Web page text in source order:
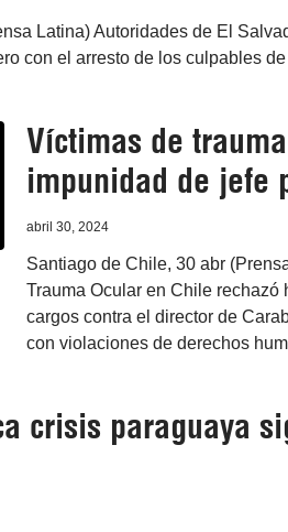
Latina) Autoridades de El
con el arresto de los culpables
Víctimas de
impunidad de jefe
abril 30, 2024
Santiago de Chile, 30 abr
Trauma Ocular en Chile
cargos contra el director de
con violaciones de derechos
crisis paraguaya